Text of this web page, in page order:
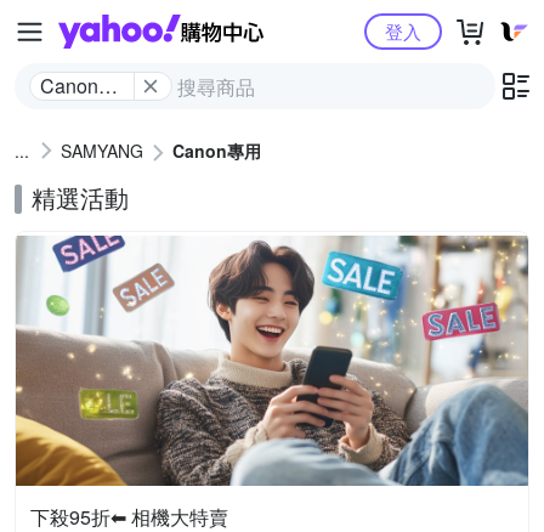
Yahoo購物中心
Canon專
登入
SAMYANG Canon專用
精選活動
下殺95折⬅︎ 相機大特賣